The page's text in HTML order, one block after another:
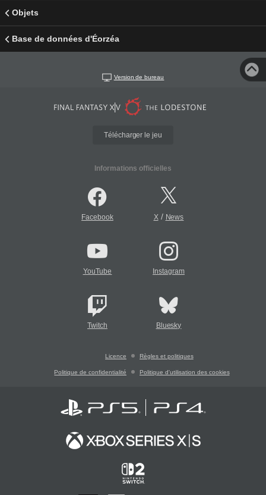
Objets
Base de données d'Éorzéa
Version de bureau
Télécharger le jeu
Informations officielles
Facebook X/ News
YouTube Instagram
Twitch Bluesky
Licence Règles et politiques
Politique de confidentialité Politique d'utilisation des cookies